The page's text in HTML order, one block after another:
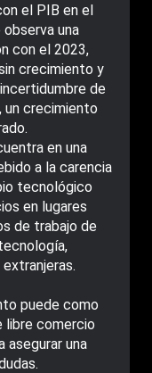
el PIB en el
una
con el 2023,
crecimiento y
de
un crecimiento
en una
a la carencia
tecnológico
en lugares
de trabajo de
puede como
libre comercio
asegurar una